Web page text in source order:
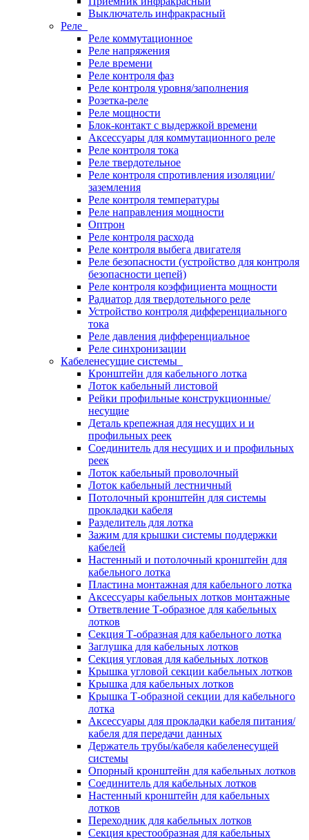
Выключатель инфракрасный
Реле
Реле коммутационное
Реле напряжения
Реле времени
Реле контроля фаз
Реле контроля уровня/заполнения
Розетка-реле
Реле мощности
Блок-контакт с выдержкой времени
Аксессуары для коммутационного реле
Реле контроля тока
Реле твердотельное
Реле контроля спротивления изоляции/
заземления
Реле контроля температуры
Реле направления мощности
Оптрон
Реле контроля расхода
Реле контроля выбега двигателя
Реле безопасности (устройство для контроля
безопасности цепей)
Реле контроля коэффициента мощности
Радиатор для твердотельного реле
Устройство контроля дифференциального
тока
Реле давления дифференциальное
Реле синхронизации
Кабеленесущие системы
Кронштейн для кабельного лотка
Лоток кабельный листовой
Рейки профильные конструкционные/
несущие
Деталь крепежная для несущих и и
профильных реек
Соединитель для несущих и и профильных
реек
Лоток кабельный проволочный
Лоток кабельный лестничный
Потолочный кронштейн для системы
прокладки кабеля
Разделитель для лотка
Зажим для крышки системы поддержки
кабелей
Настенный и потолочный кронштейн для
кабельного лотка
Пластина монтажная для кабельного лотка
Аксессуары кабельных лотков монтажные
Ответвление Т-образное для кабельных
лотков
Секция Т-образная для кабельного лотка
Заглушка для кабельных лотков
Секция угловая для кабельных лотков
Крышка угловой секции кабельных лотков
Крышка для кабельных лотков
Крышка Т-образной секции для кабельного
лотка
Аксессуары для прокладки кабеля питания/
кабеля для передачи данных
Держатель трубы/кабеля кабеленесущей
системы
Опорный кронштейн для кабельных лотков
Соединитель для кабельных лотков
Настенный кронштейн для кабельных
лотков
Переходник для кабельных лотков
Секция крестообразная для кабельных